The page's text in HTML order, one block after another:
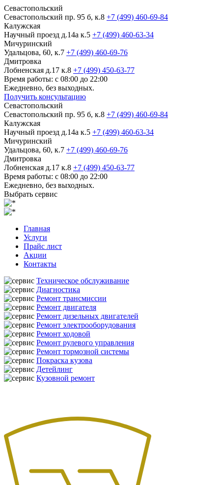
Севастопольский
Севастопольский пр. 95 б, к.8 +7 (499) 460-69-84
Калужская
Научный проезд д.14а к.5 +7 (499) 460-63-34
Мичуринский
Удальцова, 60, к.7 +7 (499) 460-69-76
Дмитровка
Лобненская д.17 к.8 +7 (499) 450-63-77
Время работы: с 08:00 до 22:00
Ежедневно, без выходных.
Получить консультацию
Севастопольский
Севастопольский пр. 95 б, к.8 +7 (499) 460-69-84
Калужская
Научный проезд д.14а к.5 +7 (499) 460-63-34
Мичуринский
Удальцова, 60, к.7 +7 (499) 460-69-76
Дмитровка
Лобненская д.17 к.8 +7 (499) 450-63-77
Время работы: с 08:00 до 22:00
Ежедневно, без выходных.
Выбрать сервис
Главная
Услуги
Прайс лист
Акции
Контакты
Техническое обслуживание
Диагностика
Ремонт трансмиссии
Ремонт двигателя
Ремонт дизельных двигателей
Ремонт электрооборудования
Ремонт ходовой
Ремонт рулевого управления
Ремонт тормозной системы
Покраска кузова
Детейлинг
Кузовной ремонт